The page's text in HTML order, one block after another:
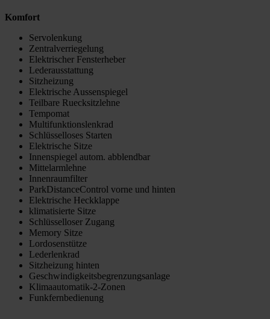
Komfort
Servolenkung
Zentralverriegelung
Elektrischer Fensterheber
Lederausstattung
Sitzheizung
Elektrische Aussenspiegel
Teilbare Ruecksitzlehne
Tempomat
Multifunktionslenkrad
Schlüsselloses Starten
Elektrische Sitze
Innenspiegel autom. abblendbar
Mittelarmlehne
Innenraumfilter
ParkDistanceControl vorne und hinten
Elektrische Heckklappe
klimatisierte Sitze
Schlüsselloser Zugang
Memory Sitze
Lordosenstütze
Lederlenkrad
Sitzheizung hinten
Geschwindigkeitsbegrenzungsanlage
Klimaautomatik-2-Zonen
Funkfernbedienung